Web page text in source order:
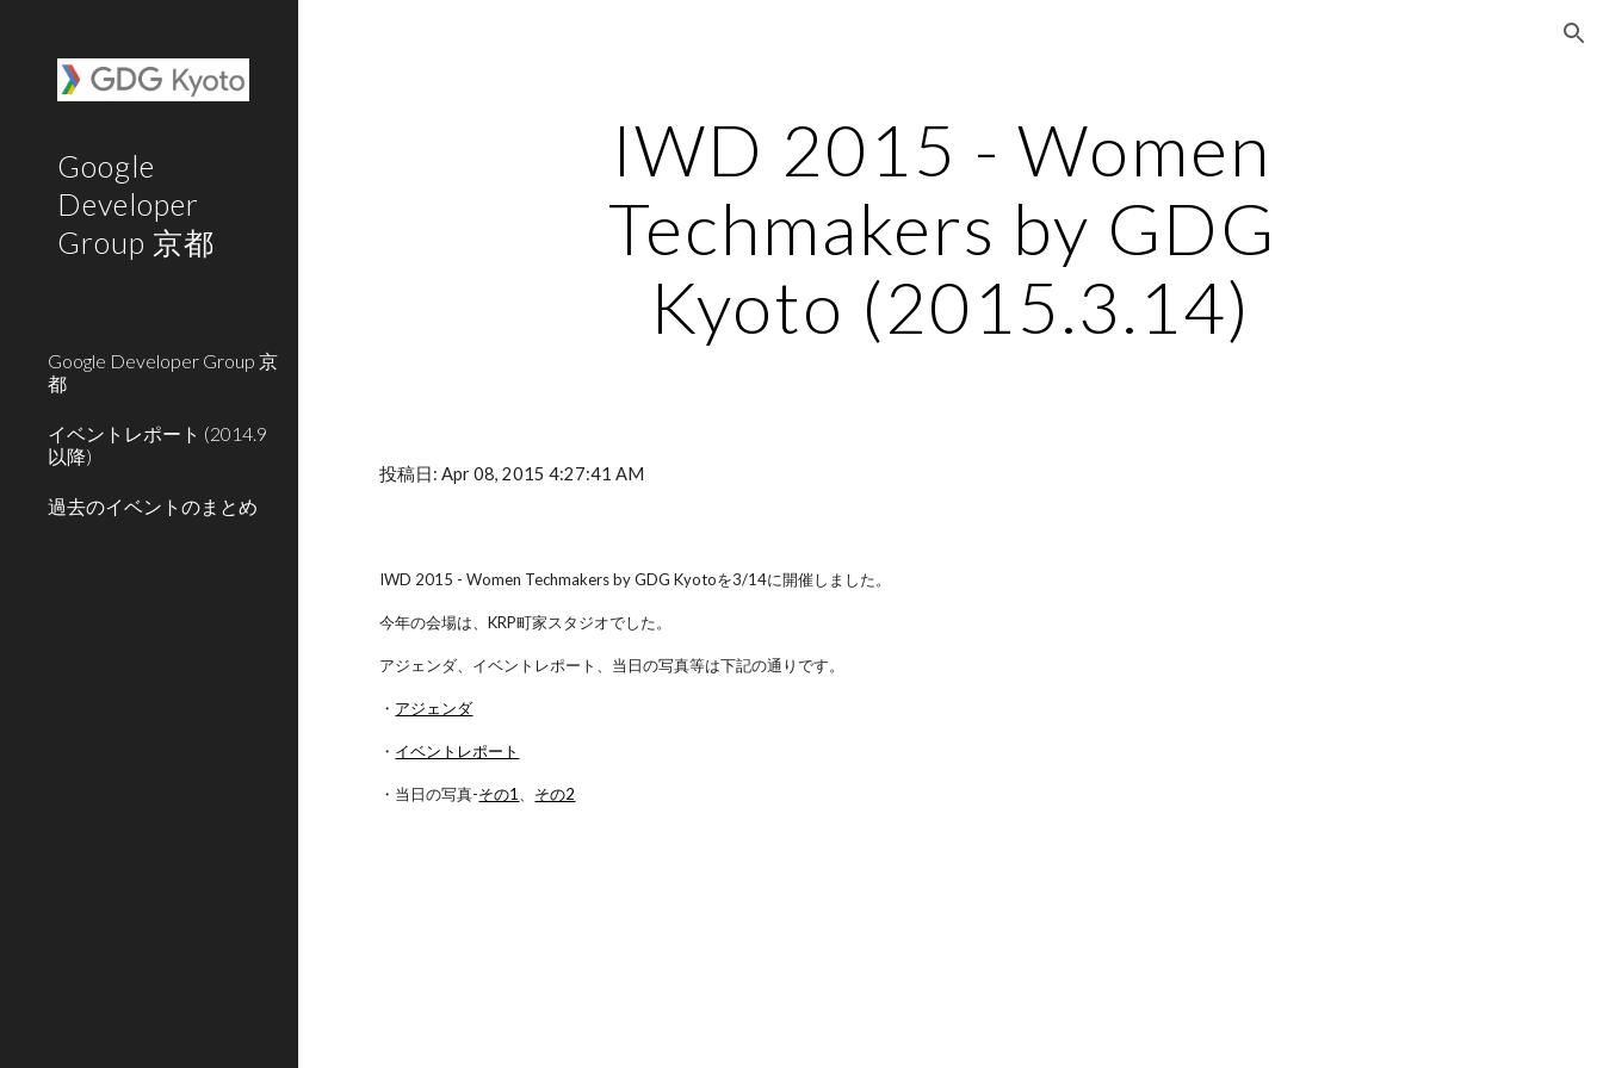
Google
Developer
Group 京都
Google Developer Group 京
都
イベントレポート (2014.9
以降)
過去のイベントのまとめ
IWD 2015 - Women
Techmakers by GDG
Kyoto (2015.3.14)
投稿日: Apr 08, 2015 4:27:41 AM
IWD 2015 - Women Techmakers by GDG Kyotoを3/14に開催しました。
今年の会場は、KRP町家スタジオでした。
アジェンダ、イベントレポート、当日の写真等は下記の通りです。
・ アジェンダ
・ イベントレポート
・当日の写真-その1 その2